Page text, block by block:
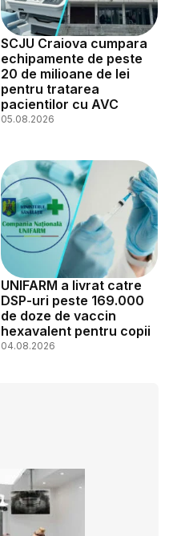
SCJU Craiova cumpara
echipamente de peste
20 de milioane de lei
pentru tratarea
pacientilor cu AVC
05.08.2026
UNIFARM a livrat catre
DSP-uri peste 169.000
de doze de vaccin
hexavalent pentru copii
04.08.2026